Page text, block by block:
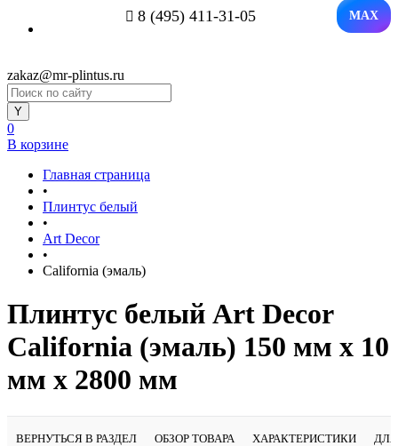
8 (495) 411-31-05 MAX
zakaz@mr-plintus.ru
0
В корзине
Главная страница
•
Плинтус белый
•
Art Decor
•
California (эмаль)
Плинтус белый Art Decor
California (эмаль) 150 мм х 10
мм х 2800 мм
ВЕРНУТЬСЯ В РАЗДЕЛ ОБЗОР ТОВАРА ХАРАКТЕРИСТИКИ